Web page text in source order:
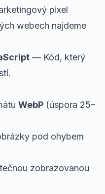
pixel
webech najdeme
— Kód, který
WebP (úspora 25–
pod ohybem
zobrazovanou